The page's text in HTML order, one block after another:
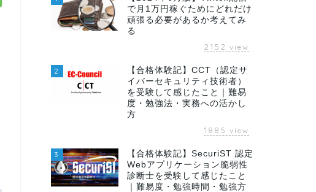
で月1万円稼ぐためにどれだけ
頑張る必要があるか考えてみ
る
2152 view
2
【合格体験記】CCT（認定サ
イバーセキュリティ技術者）
を受験して感じたこと｜難易
度・勉強法・実務への活かし
方
1885 view
3
【合格体験記】SecuriST 認定
Webアプリケーション脆弱性
診断士を受験して感じたこと
｜難易度・勉強時間・勉強方